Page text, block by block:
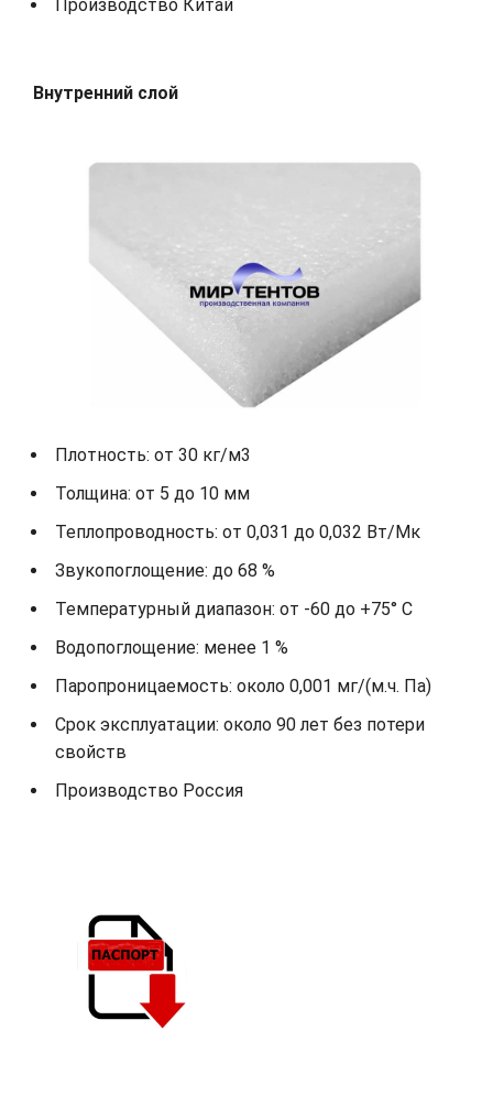
Производство Китай
Внутренний слой
Плотность: от 30 кг/м3
Толщина: от 5 до 10 мм
Теплопроводность: от 0,031 до 0,032 Вт/Мк
Звукопоглощение: до 68 %
Температурный диапазон: от -60 до +75° С
Водопоглощение: менее 1 %
Паропроницаемость: около 0,001 мг/(м.ч. Па)
Срок эксплуатации: около 90 лет без потери
свойств
Производство Россия